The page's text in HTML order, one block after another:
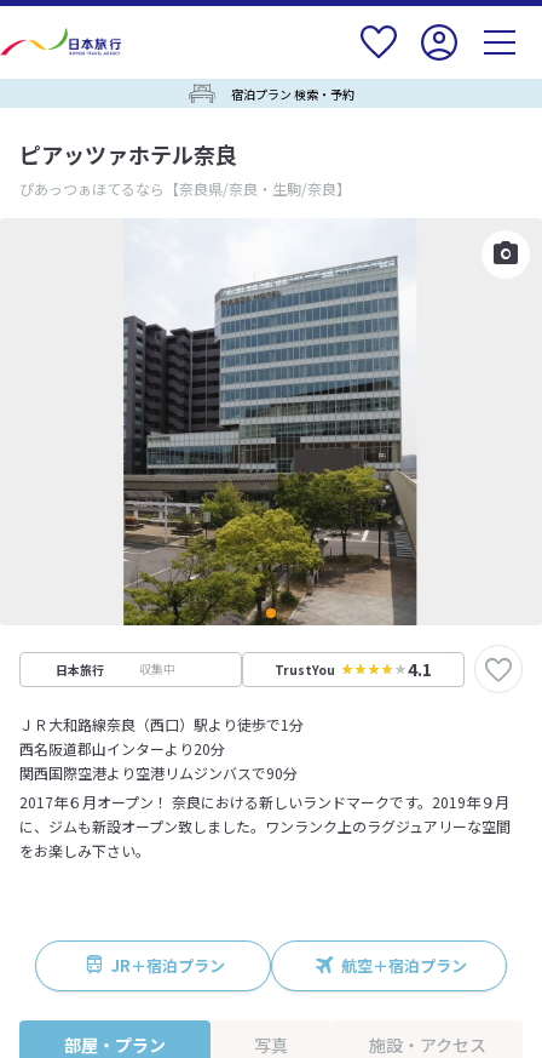
宿泊プラン 検索・予約
ピアッツァホテル奈良
ぴあっつぁほてるなら 【奈良県/奈良・生駒/奈良】
日本旅行 収集中 TrustYou 4.1
ＪＲ大和路線奈良（西口）駅より徒歩で1分
西名阪道郡山インターより20分
関西国際空港より空港リムジンバスで90分
2017年６月オープン！ 奈良における新しいランドマークです。2019年９月
に、ジムも新設オープン致しました。ワンランク上のラグジュアリーな空間
をお楽しみ下さい。
JR＋宿泊プラン 航空＋宿泊プラン
部屋・プラン 写真 施設・アクセス